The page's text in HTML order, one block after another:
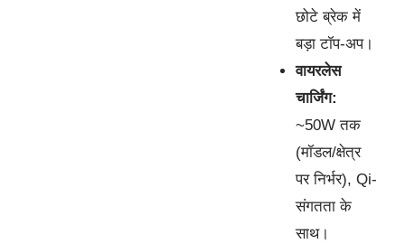
छोटे ब्रेक में
बड़ा टॉप-अप।
वायरलेस
चार्जिंग:
~50W तक
(मॉडल/क्षेत्र
पर निर्भर), Qi-
संगतता के
साथ।